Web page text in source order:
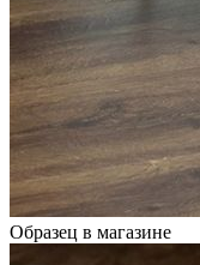
Образец в магазине